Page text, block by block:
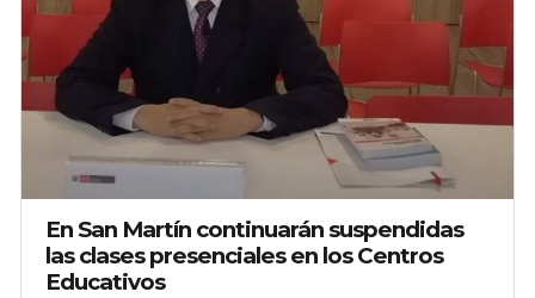
En San Martín continuarán suspendidas
las clases presenciales en los Centros
Educativos